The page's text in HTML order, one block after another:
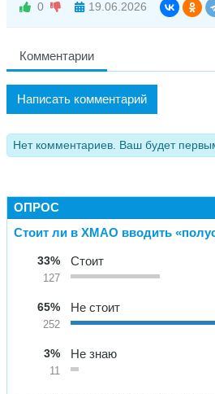
0 19.06.2026
Комментарии
Написать комментарий
Нет комментариев. Ваш будет
ОПРОС
Стоит ли в ХМАО вводить
33%
127
Стоит
65%
252
Не стоит
3%
11
Не знаю